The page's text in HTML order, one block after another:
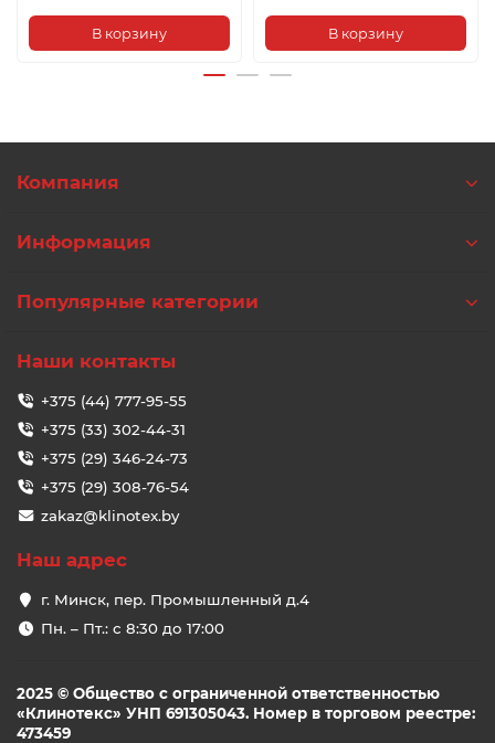
В корзину В корзину
Компания
Информация
Популярные категории
Наши контакты
+375 (44) 777-95-55
+375 (33) 302-44-31
+375 (29) 346-24-73
+375 (29) 308-76-54
zakaz@klinotex.by
Наш адрес
г. Минск, пер. Промышленный д.4
Пн. – Пт.: с 8:30 до 17:00
2025 © Общество с ограниченной ответственностью
«Клинотекс» УНП 691305043. Номер в торговом реестре:
473459